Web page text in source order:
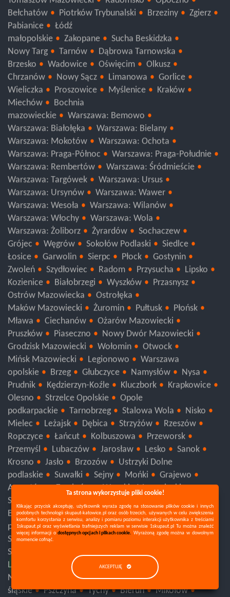
Tomaszów Mazowiecki
Radomsko
Opoczno
Bełchatów
Piotrków Trybunalski Brzeziny
Zgierz
Pabianice
Łódź
małopolskie
Zakopane
Sucha Beskidzka
Nowy Targ
Tarnów
Dąbrowa Tarnowska
Brzesko
Wadowice Oświęcim
Olkusz
Chrzanów
Nowy Sącz Limanowa
Gorlice
Wieliczka
Proszowice Myślenice
Miechów
Bochnia
mazowieckie
Warszawa: Bemowo
Warszawa: Białołęka
Warszawa: Bielany
Warszawa: Mokotów
Warszawa: Ochota
Warszawa: Praga-Północ
Warszawa: Praga-Południe
Warszawa: Rembertów
Warszawa: Śródmieście
Warszawa: Targówek
Warszawa: Ursus
Warszawa: Ursynów
Warszawa: Wawer
Warszawa: Wesoła
Warszawa: Wilanów
Warszawa: Włochy
Warszawa: Wola
Warszawa: Żoliborz
Żyrardów
Sochaczew
Grójec
Węgrów Sokołów Podlaski
Siedlce
Łosice
Garwolin Sierpc Płock
Gostynin
Zwoleń
Szydłowiec Radom Przysucha
Lipsko
Kozienice
Białobrzegi Wyszków
Przasnysz
Ostrów Mazowiecka
Ostrołęka
Maków Mazowiecki
Żuromin Pułtusk
Mława
Ciechanów
Ożarów Mazowiecki
Pruszków
Piaseczno
Nowy Dwór Mazowiecki
Grodzisk Mazowiecki
Wołomin
Otwock
Mińsk Mazowiecki
Legionowo
Warszawa
opolskie
Brzeg Głubczyce Namysłów
Nysa
Prudnik
Kędzierzyn-Koźle Kluczbork
Krapkowice
Olesno
Strzelce Opolskie
Opole
podkarpackie
Tarnobrzeg Stalowa Wola
Nisko
Mielec
Leżajsk Dębica Strzyżów
Rzeszów
Ropczyce
Łańcut Kolbuszowa
Przeworsk
Przemyśl
Lubaczów Jarosław Lesko
Krosno
Jasło Brzozów
Ustrzyki Dolne
podlaskie
Suwałki Sejny Mońki
Grajewo
Augustów
Zambrów
Wysokie Mazowieckie
Siemiatycze
Łomża Kolno
Hajnówka
Bielsk Podlaski
Sokółka
Białystok
pomorskie
Kościerzyna Człuchów
Chojnice
Sopot
Starogard Gdański
Malbork Kwidzyn
Lębork
Wejherowo
Nowy Dwór Gdański
Ta strona wykorzystuje pliki cookie!
Klikając przycisk akceptuję, użytkownik wyraża zgodę na stosowanie plików cookie i innych
podobnych technologii skupaut-katowice.pl oraz osób trzecich, używanych w celu zwiększenia
komfortu korzystania z serwisu, analizy i pomiaru poziomu interakcji użytkownika z treściami
1skupaut.pl oraz wyświetlania trafniejszych reklam w serwisie 1skupaut.pl Tu można znaleźć
więcej informacji odostępnych opcjach i plikach cookie. Wyrażoną zgodę można w dowolnym
momencie cofnąć.
AKCEPTUJĘ